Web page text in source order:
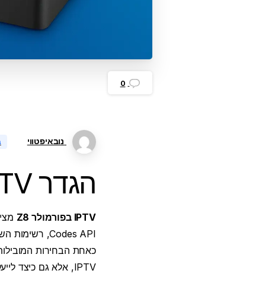
0
נובאיפטווי
הגדר IPTV ב-Formuler Z8
IPTV בפורמולר Z8
IPTV, אלא גם כיצד לייעל אותו לחוויית הצפייה הטובה ביותר.